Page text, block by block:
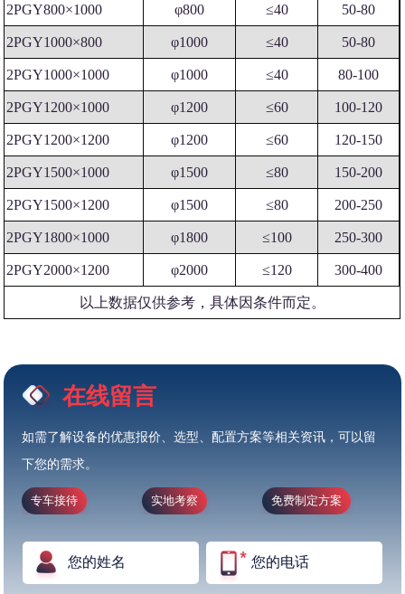
2PGY800×1000 φ800 ≤40 50-80
2PGY1000×800 φ1000 ≤40 50-80
2PGY1000×1000 φ1000 ≤40 80-100
2PGY1200×1000 φ1200 ≤60 100-120
2PGY1200×1200 φ1200 ≤60 120-150
2PGY1500×1000 φ1500 ≤80 150-200
2PGY1500×1200 φ1500 ≤80 200-250
2PGY1800×1000 φ1800 ≤100 250-300
2PGY2000×1200 φ2000 ≤120 300-400
以上数据仅供参考，具体因条件而定。
在线留言
如需了解设备的优惠报价、选型、配置方案等相关资讯，可以留
下您的需求。
专车接待 实地考察 免费制定方案